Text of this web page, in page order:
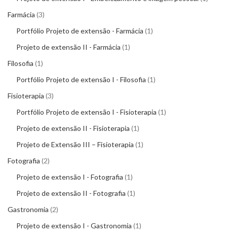
Farmácia 3
Portfólio Projeto de extensão - Farmácia 1
Projeto de extensão II - Farmácia 1
Filosofia 1
Portfólio Projeto de extensão I - Filosofia 1
Fisioterapia 3
Portfólio Projeto de extensão I - Fisioterapia 1
Projeto de extensão II - Fisioterapia 1
Projeto de Extensão III – Fisioterapia 1
Fotografia 2
Projeto de extensão I - Fotografia 1
Projeto de extensão II - Fotografia 1
Gastronomia 2
Projeto de extensão I - Gastronomia 1